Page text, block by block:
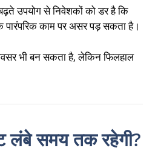
उपयोग से निवेशकों को डर है कि
पारंपरिक काम पर असर पड़ सकता है।
भी बन सकता है, लेकिन फिलहाल
लंबे समय तक रहेगी?